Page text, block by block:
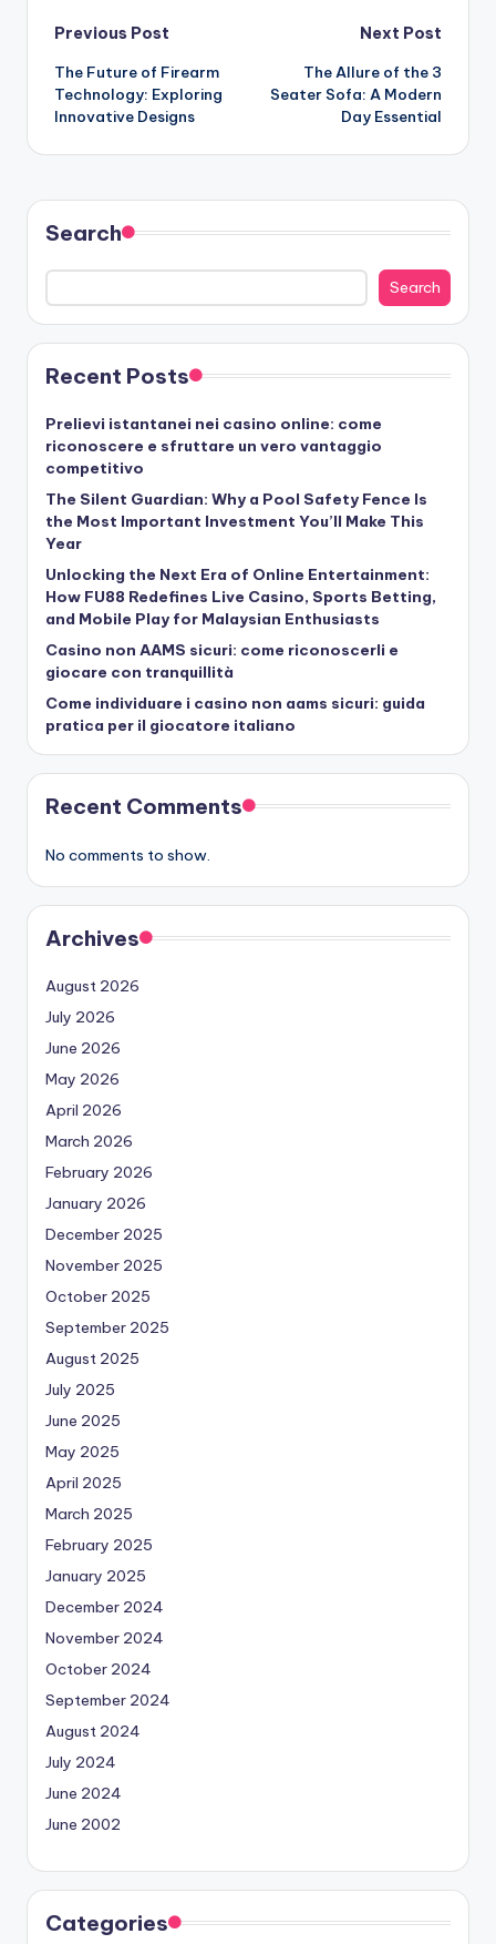
Post
navigation
Previous Post
The Future of Firearm
Technology: Exploring
Innovative Designs
Next Post
The Allure of the 3
Seater Sofa: A Modern
Day Essential
Search
Search
Recent Posts
Prelievi istantanei nei casino online: come
riconoscere e sfruttare un vero vantaggio
competitivo
The Silent Guardian: Why a Pool Safety Fence Is
the Most Important Investment You’ll Make This
Year
Unlocking the Next Era of Online Entertainment:
How FU88 Redefines Live Casino, Sports Betting,
and Mobile Play for Malaysian Enthusiasts
Casino non AAMS sicuri: come riconoscerli e
giocare con tranquillità
Come individuare i casino non aams sicuri: guida
pratica per il giocatore italiano
Recent Comments
No comments to show.
Archives
August 2026
July 2026
June 2026
May 2026
April 2026
March 2026
February 2026
January 2026
December 2025
November 2025
October 2025
September 2025
August 2025
July 2025
June 2025
May 2025
April 2025
March 2025
February 2025
January 2025
December 2024
November 2024
October 2024
September 2024
August 2024
July 2024
June 2024
June 2002
Categories